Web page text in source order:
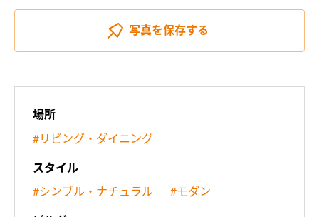
写真を保存する
場所
#リビング・ダイニング
スタイル
#シンプル・ナチュラル #モダン